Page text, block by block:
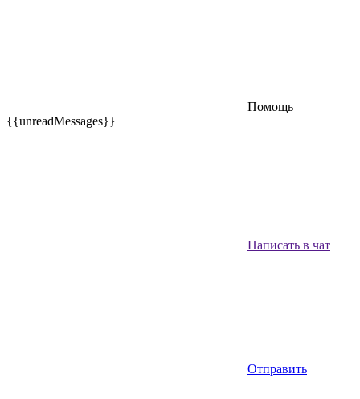
Помощь
{{unreadMessages}}
Написать в чат
Отправить